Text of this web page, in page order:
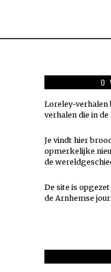
Loreley-verhalen
verhalen die in
Je vindt hier
opmerkelijke
de
De site is
de Arnhemse